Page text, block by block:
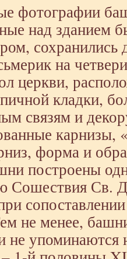
фотографии
над зданием
на
церкви,
кладки,
связям и
карнизы,
форма и
построены
Сошествия Св.
не менее,
не упоминаются